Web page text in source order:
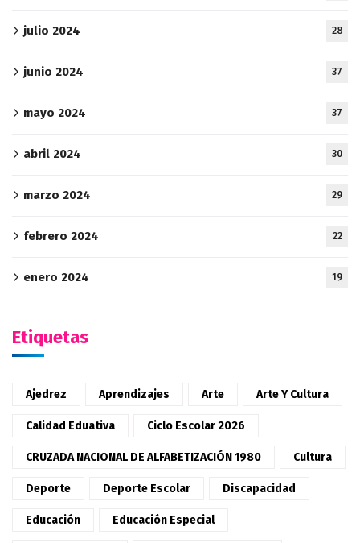
julio 2024 28
junio 2024 37
mayo 2024 37
abril 2024 30
marzo 2024 29
febrero 2024 22
enero 2024 19
Etiquetas
Ajedrez Aprendizajes Arte Arte Y Cultura
Calidad Eduativa Ciclo Escolar 2026
CRUZADA NACIONAL DE ALFABETIZACIÓN 1980 Cultura
Deporte Deporte Escolar Discapacidad
Educación Educación Especial